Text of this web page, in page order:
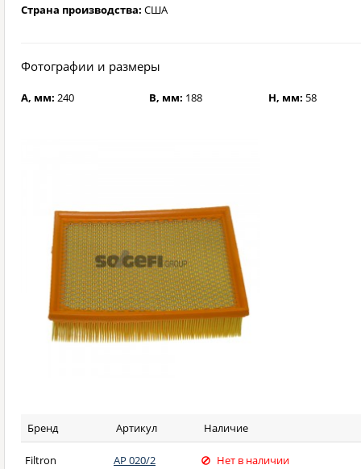
Страна производства: США
Фотографии и размеры
A, мм: 240 B, мм: 188 H, мм: 58
Бренд Артикул Наличие
Filtron AP 020/2 Нет в наличии